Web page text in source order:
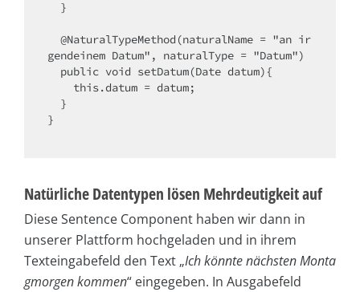
gendeinem Datum", naturalType = "Datum")
}
Natürliche Datentypen lösen Mehrdeutigkeit auf
Diese Sentence Component haben wir dann in
unserer Plattform hochgeladen und in ihrem
Texteingabefeld den Text „Ich könnte nächsten Monta
gmorgen kommen“ eingegeben. In Ausgabefeld